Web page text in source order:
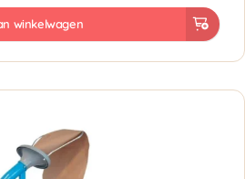
winkelwagen